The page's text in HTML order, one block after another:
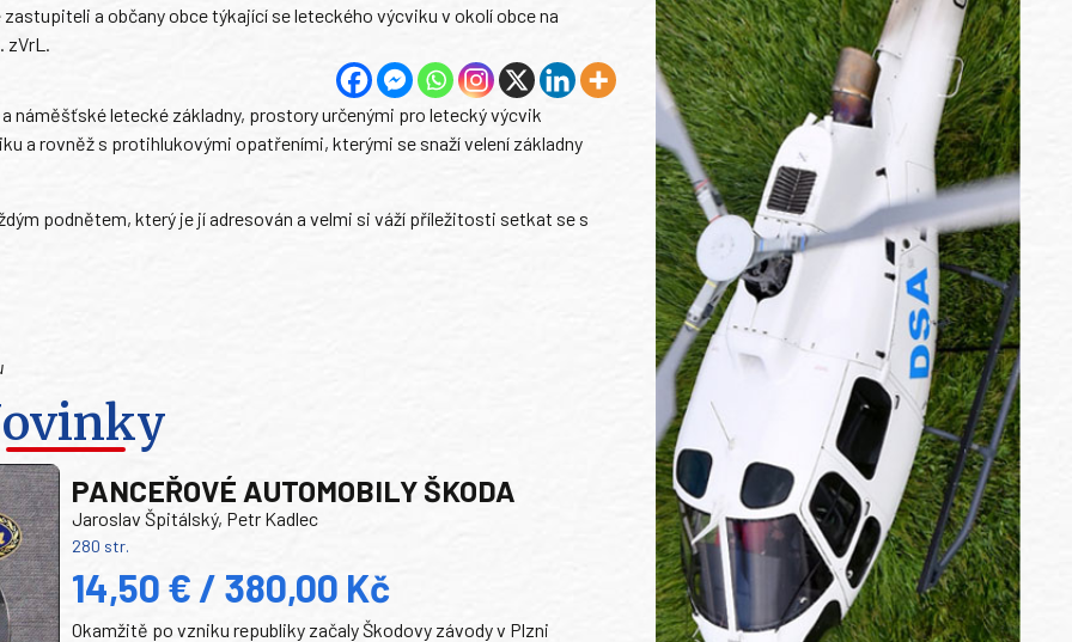
a občany obce týkající se leteckého výcviku v okolí obce na
zVrL.
náměšťské letecké základny, prostory určenými pro letecký výcvik
a rovněž s protihlukovými opatřeními, kterými se snaží velení základny
podnětem, který je jí adresován a velmi si váží příležitosti setkat se s
PANCEŘOVÉ AUTOMOBILY ŠKODA
Jaroslav Špitálský, Petr Kadlec
280 str.
14,50 € / 380,00 Kč
Okamžitě po vzniku republiky začaly Škodovy závody v Plzni